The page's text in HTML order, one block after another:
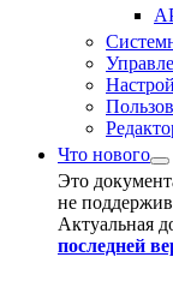
Что нового
Это
не
Актуальная
последней